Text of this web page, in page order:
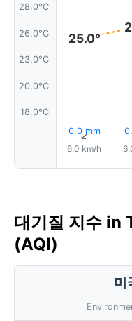
28.0°C
26.0°C
23.0°C
20.0°C
18.0°C
25.0°
0.0 mm
↑
6.0 km/h
대기질 지수
(AQI)
미